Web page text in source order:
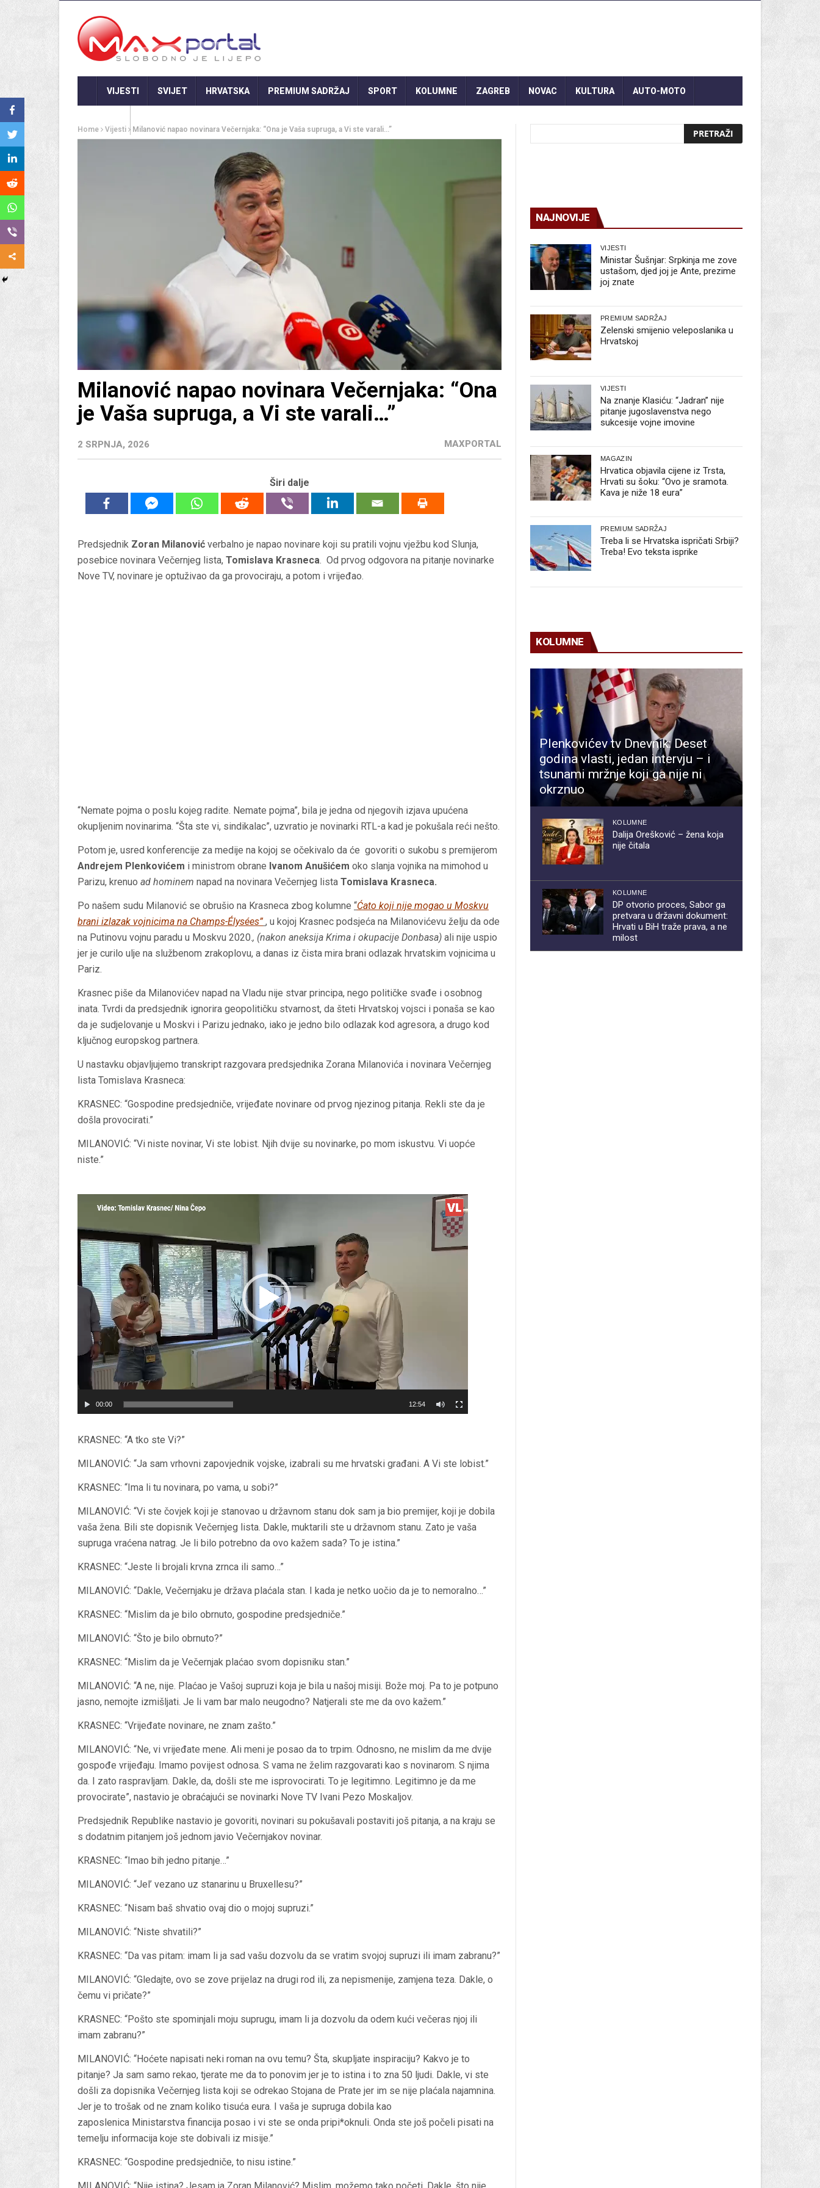
VIJESTI SVIJET HRVATSKA PREMIUM SADRŽAJ SPORT KOLUMNE ZAGREB NOVAC KULTURA AUTO-MOTO
Home Vijesti Milanović napao novinara Večernjaka: “Ona je Vaša supruga, a Vi ste varali…”
Milanović napao novinara Večernjaka: “Ona
je Vaša supruga, a Vi ste varali…”
2 SRPNJA, 2026 MAXPORTAL
Širi dalje
Predsjednik Zoran Milanović verbalno je napao novinare koji su pratili vojnu vježbu kod Slunja,
posebice novinara Večernjeg lista, Tomislava Krasneca. Od prvog odgovora na pitanje novinarke
Nove TV, novinare je optuživao da ga provociraju, a potom i vrijeđao.
“Nemate pojma o poslu kojeg radite. Nemate pojma”, bila je jedna od njegovih izjava upućena
okupljenim novinarima. “Šta ste vi, sindikalac”, uzvratio je novinarki RTL-a kad je pokušala reći nešto.
Potom je, usred konferencije za medije na kojoj se očekivalo da će govoriti o sukobu s premijerom
Andrejem Plenkovićem i ministrom obrane Ivanom Anušićem oko slanja vojnika na mimohod u
Parizu, krenuo ad hominem napad na novinara Večernjeg lista Tomislava Krasneca.
Po našem sudu Milanović se obrušio na Krasneca zbog kolumne “Ćato koji nije mogao u Moskvu
brani izlazak vojnicima na Champs-Élysées” , u kojoj Krasnec podsjeća na Milanovićevu želju da ode
na Putinovu vojnu paradu u Moskvu 2020., (nakon aneksija Krima i okupacije Donbasa) ali nije uspio
jer je curilo ulje na službenom zrakoplovu, a danas iz čista mira brani odlazak hrvatskim vojnicima u
Pariz.
Krasnec piše da Milanovićev napad na Vladu nije stvar principa, nego političke svađe i osobnog
inata. Tvrdi da predsjednik ignorira geopolitičku stvarnost, da šteti Hrvatskoj vojsci i ponaša se kao
da je sudjelovanje u Moskvi i Parizu jednako, iako je jedno bilo odlazak kod agresora, a drugo kod
ključnog europskog partnera.
U nastavku objavljujemo transkript razgovara predsjednika Zorana Milanovića i novinara Večernjeg
lista Tomislava Krasneca:
KRASNEC: “Gospodine predsjedniče, vrijeđate novinare od prvog njezinog pitanja. Rekli ste da je
došla provocirati.”
MILANOVIĆ: “Vi niste novinar, Vi ste lobist. Njih dvije su novinarke, po mom iskustvu. Vi uopće
niste.”
00:00 12:54
KRASNEC: “A tko ste Vi?”
MILANOVIĆ: “Ja sam vrhovni zapovjednik vojske, izabrali su me hrvatski građani. A Vi ste lobist.”
KRASNEC: “Ima li tu novinara, po vama, u sobi?”
MILANOVIĆ: “Vi ste čovjek koji je stanovao u državnom stanu dok sam ja bio premijer, koji je dobila
vaša žena. Bili ste dopisnik Večernjeg lista. Dakle, muktarili ste u državnom stanu. Zato je vaša
supruga vraćena natrag. Je li bilo potrebno da ovo kažem sada? To je istina.”
KRASNEC: “Jeste li brojali krvna zrnca ili samo…”
MILANOVIĆ: “Dakle, Večernjaku je država plaćala stan. I kada je netko uočio da je to nemoralno…”
KRASNEC: “Mislim da je bilo obrnuto, gospodine predsjedniče.”
MILANOVIĆ: “Što je bilo obrnuto?”
KRASNEC: “Mislim da je Večernjak plaćao svom dopisniku stan.”
MILANOVIĆ: “A ne, nije. Plaćao je Vašoj supruzi koja je bila u našoj misiji. Bože moj. Pa to je potpuno
jasno, nemojte izmišljati. Je li vam bar malo neugodno? Natjerali ste me da ovo kažem.”
KRASNEC: “Vrijeđate novinare, ne znam zašto.”
MILANOVIĆ: “Ne, vi vrijeđate mene. Ali meni je posao da to trpim. Odnosno, ne mislim da me dvije
gospođe vrijeđaju. Imamo povijest odnosa. S vama ne želim razgovarati kao s novinarom. S njima
da. I zato raspravljam. Dakle, da, došli ste me isprovocirati. To je legitimno. Legitimno je da me
provocirate”, nastavio je obraćajući se novinarki Nove TV Ivani Pezo Moskaljov.
Predsjednik Republike nastavio je govoriti, novinari su pokušavali postaviti još pitanja, a na kraju se
s dodatnim pitanjem još jednom javio Večernjakov novinar.
KRASNEC: “Imao bih jedno pitanje…”
MILANOVIĆ: “Jel’ vezano uz stanarinu u Bruxellesu?”
KRASNEC: “Nisam baš shvatio ovaj dio o mojoj supruzi.”
MILANOVIĆ: “Niste shvatili?”
KRASNEC: “Da vas pitam: imam li ja sad vašu dozvolu da se vratim svojoj supruzi ili imam zabranu?”
MILANOVIĆ: “Gledajte, ovo se zove prijelaz na drugi rod ili, za nepismenije, zamjena teza. Dakle, o
čemu vi pričate?”
KRASNEC: “Pošto ste spominjali moju suprugu, imam li ja dozvolu da odem kući večeras njoj ili
imam zabranu?”
MILANOVIĆ: “Hoćete napisati neki roman na ovu temu? Šta, skupljate inspiraciju? Kakvo je to
pitanje? Ja sam samo rekao, tjerate me da to ponovim jer je to istina i to zna 50 ljudi. Dakle, vi ste
došli za dopisnika Večernjeg lista koji se odrekao Stojana de Prate jer im se nije plaćala najamnina.
Jer je to trošak od ne znam koliko tisuća eura. I vaša je supruga dobila kao
zaposlenica Ministarstva financija posao i vi ste se onda pripi*oknuli. Onda ste još počeli pisati na
temelju informacija koje ste dobivali iz misije.”
KRASNEC: “Gospodine predsjedniče, to nisu istine.”
NAJNOVIJE
VIJESTI
Ministar Šušnjar: Srpkinja me zove
ustašom, djed joj je Ante, prezime
joj znate
PREMIUM SADRŽAJ
Zelenski smijenio veleposlanika u
Hrvatskoj
VIJESTI
Na znanje Klasiću: “Jadran” nije
pitanje jugoslavenstva nego
sukcesije vojne imovine
MAGAZIN
Hrvatica objavila cijene iz Trsta,
Hrvati su šoku: “Ovo je sramota.
Kava je niže 18 eura”
PREMIUM SADRŽAJ
Treba li se Hrvatska ispričati Srbiji?
Treba! Evo teksta isprike
KOLUMNE
Plenkovićev tv Dnevnik: Deset
godina vlasti, jedan intervju – i
tsunami mržnje koji ga nije ni
okrznuo
KOLUMNE
Dalija Orešković – žena koja
nije čitala
KOLUMNE
DP otvorio proces, Sabor ga
pretvara u državni dokument:
Hrvati u BiH traže prava, a ne
milost